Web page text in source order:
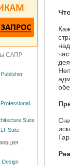
САПР
Suite
Suite
Design